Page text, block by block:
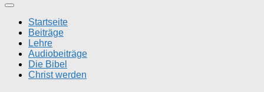
Startseite
Beiträge
Lehre
Audiobeiträge
Die Bibel
Christ werden